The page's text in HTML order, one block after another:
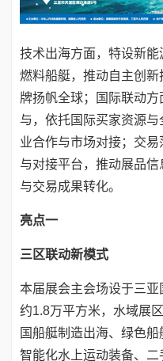
技术出海方面，特设新
燃料船艇，推动自主创
牌扬帆全球；国际联动
与，依托国际买家资源
业合作与市场对接；交
与对接平台，推动展品
与交易成果转化。
亮点一
三区联动新模式
本届展会主会场设于三
约1.8万平方米，水域展
国船艇制造出海、绿色船
智能化水上运动装备、二